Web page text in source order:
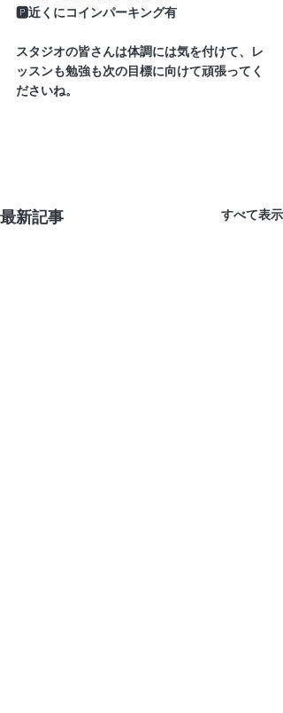
🅿️近くにコインパーキング有
スタジオの皆さんは体調には気を付けて、レ
ッスンも勉強も次の目標に向けて頑張ってく
ださいね。
最新記事 すべて表示